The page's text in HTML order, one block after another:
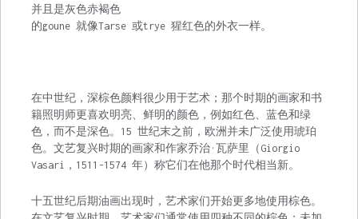
并且是灰色赤褐色
的goune 就像Tarse 或trye 猩红色的外衣一样。
在中世纪，深棕色颜料很少用于艺术；那个时期的画家和书
籍照明师更喜欢明亮、鲜明的颜色，例如红色、蓝色和绿
色，而不是深色。15 世纪末之前，欧洲并未广泛使用琥珀
色。文艺复兴时期的画家和作家乔治·瓦萨里（Giorgio
Vasari，1511-1574 年）称它们在他那个时代相当新。
十五世纪后期油画出现时，艺术家们开始更多地使用棕色。